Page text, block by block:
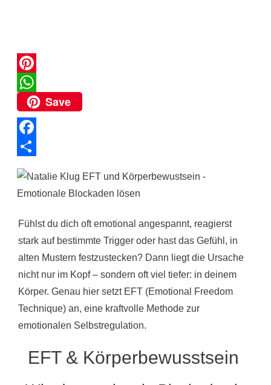
P
n
e
r
e
s
t
h
t
s
A
p
p
Save
F
b
o
o
e
n
Fühlst du dich oft emotional angespannt, reagierst
stark auf bestimmte Trigger oder hast das Gefühl, in
alten Mustern festzustecken? Dann liegt die Ursache
nicht nur im Kopf – sondern oft viel tiefer: in deinem
Körper. Genau hier setzt EFT (Emotional Freedom
Technique) an, eine kraftvolle Methode zur
emotionalen Selbstregulation.
EFT & Körperbewusstsein